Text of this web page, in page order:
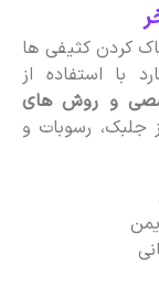
کردن کثیفی ها
با استفاده از
و روش های
جلبک، رسوبات و